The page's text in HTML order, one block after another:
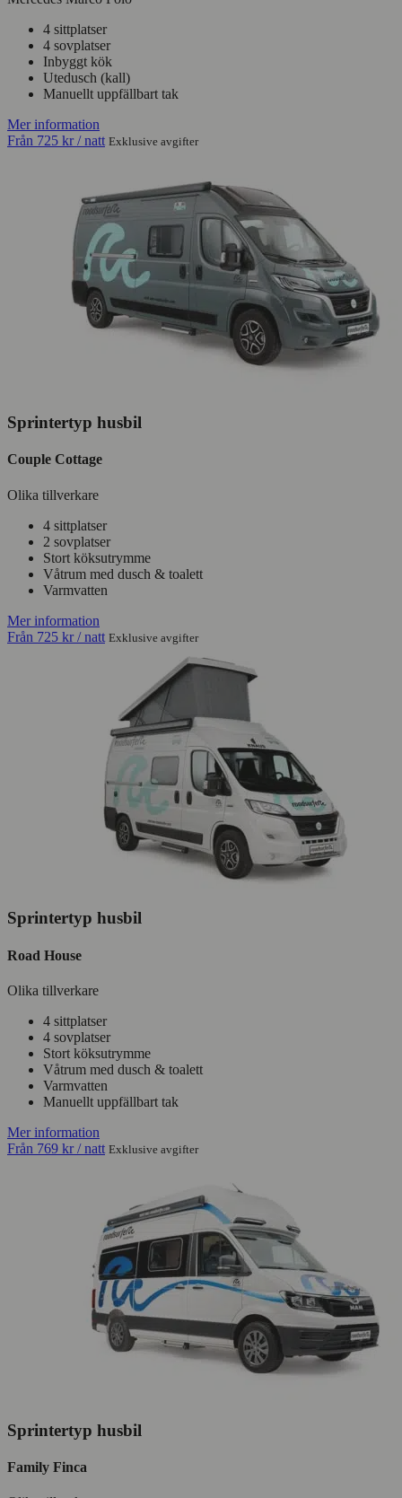
4 sittplatser
4 sovplatser
Inbyggt kök
Utedusch (kall)
Manuellt uppfällbart tak
Mer information
Från 725 kr / natt Exklusive avgifter
Sprintertyp husbil
Couple Cottage
Olika tillverkare
4 sittplatser
2 sovplatser
Stort köksutrymme
Våtrum med dusch & toalett
Varmvatten
Mer information
Från 725 kr / natt Exklusive avgifter
Sprintertyp husbil
Road House
Olika tillverkare
4 sittplatser
4 sovplatser
Stort köksutrymme
Våtrum med dusch & toalett
Varmvatten
Manuellt uppfällbart tak
Mer information
Från 769 kr / natt Exklusive avgifter
Sprintertyp husbil
Family Finca